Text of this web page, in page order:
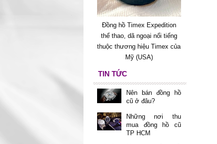
Đồng hồ Timex Expedition
thể thao, dã ngoại nổi tiếng
thuộc thương hiệu Timex của
Mỹ (USA)
TIN TỨC
Nên bán đồng hồ
cũ ở đâu?
Những nơi thu
mua đồng hồ cũ
TP HCM